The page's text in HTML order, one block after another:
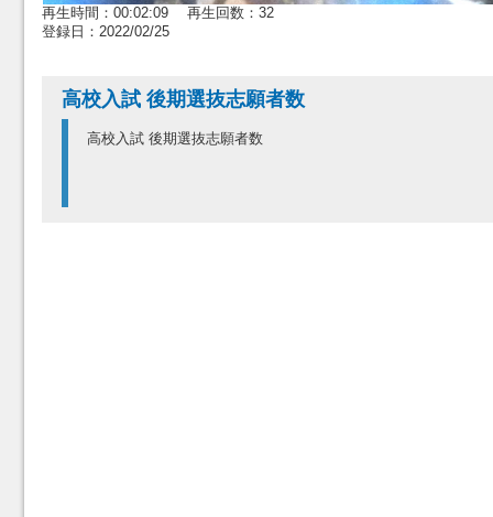
再生時間：00:02:09 再生回数：32
登録日：2022/02/25
高校入試 後期選抜志願者数
高校入試 後期選抜志願者数